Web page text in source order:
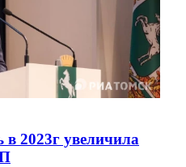
2023г увеличила